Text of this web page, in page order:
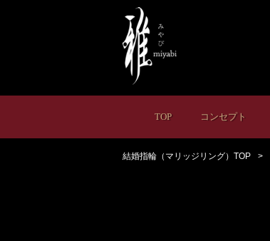
TOP コンセプト
結婚指輪（マリッジリング）TOP